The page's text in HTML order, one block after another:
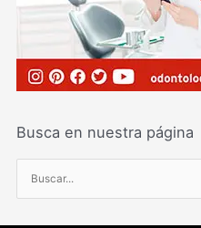
Busca en nuestra página
u
s